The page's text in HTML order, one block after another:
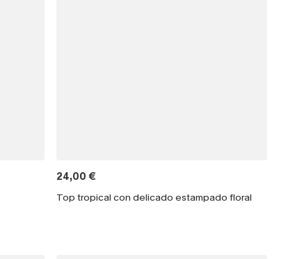
24,00 €
Top tropical con delicado estampado floral